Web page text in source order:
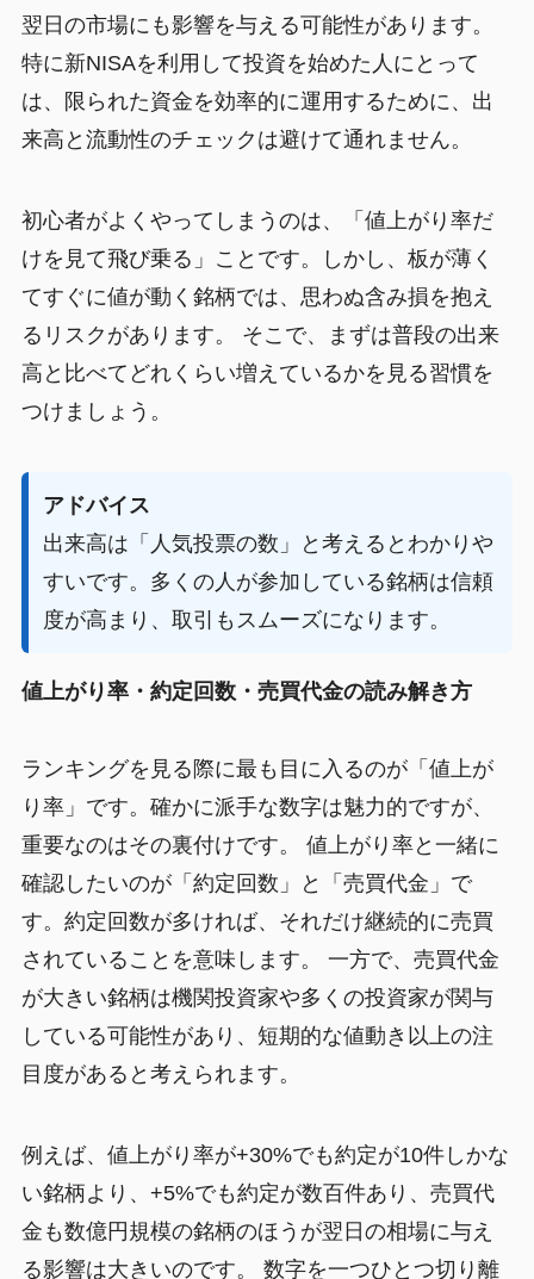
翌日の市場にも影響を与える可能性があります。
特に新NISAを利用して投資を始めた人にとって
は、限られた資金を効率的に運用するために、出
来高と流動性のチェックは避けて通れません。
初心者がよくやってしまうのは、「値上がり率だ
けを見て飛び乗る」ことです。しかし、板が薄く
てすぐに値が動く銘柄では、思わぬ含み損を抱え
るリスクがあります。 そこで、まずは普段の出来
高と比べてどれくらい増えているかを見る習慣を
つけましょう。
アドバイス
出来高は「人気投票の数」と考えるとわかりや
すいです。多くの人が参加している銘柄は信頼
度が高まり、取引もスムーズになります。
値上がり率・約定回数・売買代金の読み解き方
ランキングを見る際に最も目に入るのが「値上が
り率」です。確かに派手な数字は魅力的ですが、
重要なのはその裏付けです。 値上がり率と一緒に
確認したいのが「約定回数」と「売買代金」で
す。約定回数が多ければ、それだけ継続的に売買
されていることを意味します。 一方で、売買代金
が大きい銘柄は機関投資家や多くの投資家が関与
している可能性があり、短期的な値動き以上の注
目度があると考えられます。
例えば、値上がり率が+30%でも約定が10件しかな
い銘柄より、+5%でも約定が数百件あり、売買代
金も数億円規模の銘柄のほうが翌日の相場に与え
る影響は大きいのです。 数字を一つひとつ切り離